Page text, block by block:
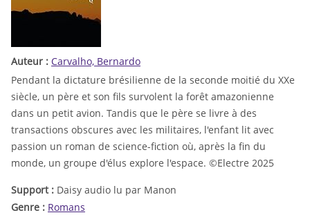
Auteur : Carvalho, Bernardo
Pendant la dictature brésilienne de la seconde moitié du XXe
siècle, un père et son fils survolent la forêt amazonienne
dans un petit avion. Tandis que le père se livre à des
transactions obscures avec les militaires, l'enfant lit avec
passion un roman de science-fiction où, après la fin du
monde, un groupe d'élus explore l'espace. ©Electre 2025
Support : Daisy audio lu par Manon
Genre : Romans